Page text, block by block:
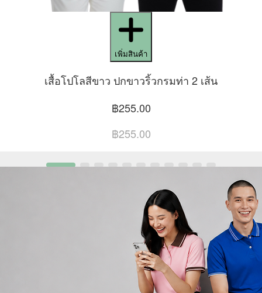
เพิ่มสินค้า
เสื้อโปโลสีขาว ปกขาวริ้วกรมท่า 2 เส้น
฿255.00
฿255.00